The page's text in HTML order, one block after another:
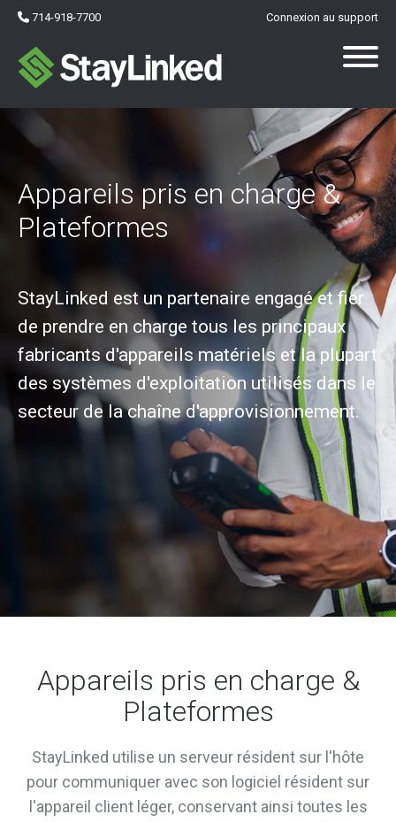
714-918-7700 Connexion au support
Appareils pris en charge &
Plateformes
StayLinked est un partenaire engagé et fier
de prendre en charge tous les principaux
fabricants d'appareils matériels et la plupart
des systèmes d'exploitation utilisés dans le
secteur de la chaîne d'approvisionnement.
Appareils pris en charge &
Plateformes
StayLinked utilise un serveur résident sur l'hôte
pour communiquer avec son logiciel résident sur
l'appareil client léger, conservant ainsi toutes les